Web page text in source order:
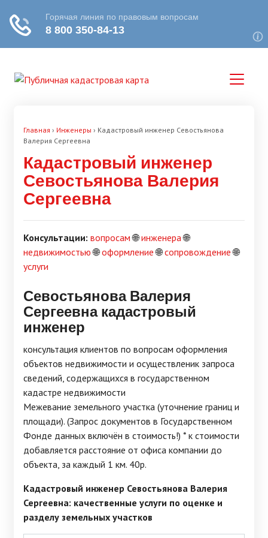
Главная › Инженеры › Кадастровый инженер Севостьянова
Валерия Сергеевна
Кадастровый инженер
Севостьянова Валерия
Сергеевна
Консультации: вопросам🌐инженера🌐
недвижимостью🌐оформление🌐сопровождение🌐
услуги
Севостьянова Валерия
Сергеевна кадастровый
инженер
консультация клиентов по вопросам оформления
объектов недвижимости и осуществленик запроса
сведений, содержащихся в государственном
кадастре недвижимости
Межевание земельного участка (уточнение границ и
площади). (Запрос документов в Государственном
Фонде данных включён в стоимость!) * к стоимости
добавляется расстояние от офиса компании до
объекта, за каждый 1 км. 40р.
Кадастровый инженер Севостьянова Валерия
Сергеевна: качественные услуги по оценке и
разделу земельных участков